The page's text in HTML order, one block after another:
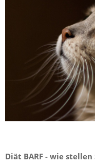
Diät BARF - wie